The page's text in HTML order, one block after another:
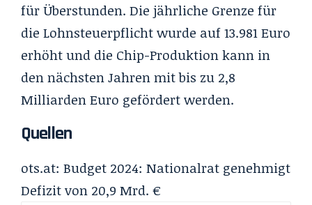
für Überstunden. Die jährliche Grenze für
die Lohnsteuerpflicht wurde auf 13.981 Euro
erhöht und die Chip-Produktion kann in
den nächsten Jahren mit bis zu 2,8
Milliarden Euro gefördert werden.
Quellen
ots.at: Budget 2024: Nationalrat genehmigt
Defizit von 20,9 Mrd. €